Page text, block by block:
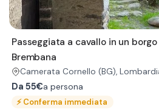
Passeggiata a cavallo in un
Brembana
Camerata Cornello (BG),
Da 55€a persona
⚡Conferma immediata